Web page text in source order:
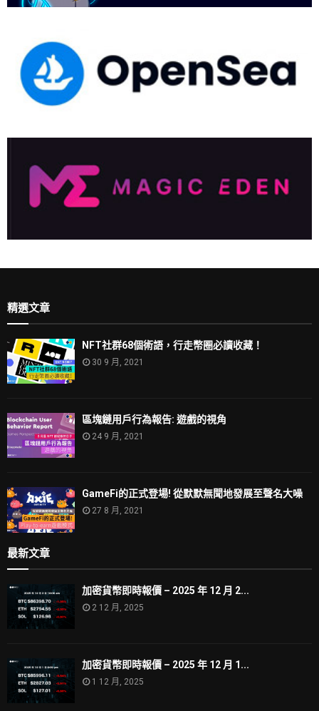
精選文章
NFT社群68個術語，行走幣圈必讀收藏！
30 9 月, 2021
區塊鏈用戶行為報告: 遊戲的視角
24 9 月, 2021
GameFi的正式登場! 從默默無聞地發展至聲名大噪
27 8 月, 2021
最新文章
加密貨幣即時報價 – 2025 年 12 月 2...
2 12 月, 2025
加密貨幣即時報價 – 2025 年 12 月 1...
1 12 月, 2025